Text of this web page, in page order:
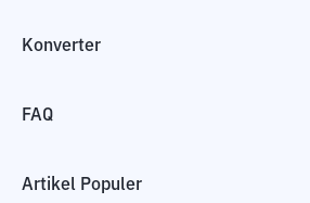
Konverter
FAQ
Artikel Populer